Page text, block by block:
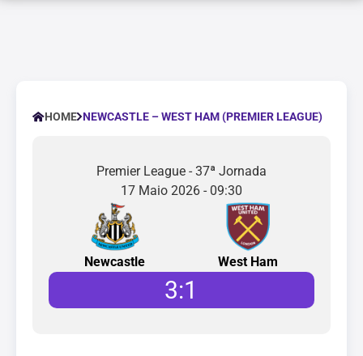
HOME NEWCASTLE – WEST HAM (PREMIER LEAGUE)
Premier League - 37ª Jornada
17 Maio 2026 - 09:30
Newcastle West Ham
3:1